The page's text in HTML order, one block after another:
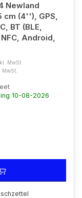
Newland
cm (4''), GPS,
BT (BLE,
Android,
MwSt.
MwSt.
10-08-2026